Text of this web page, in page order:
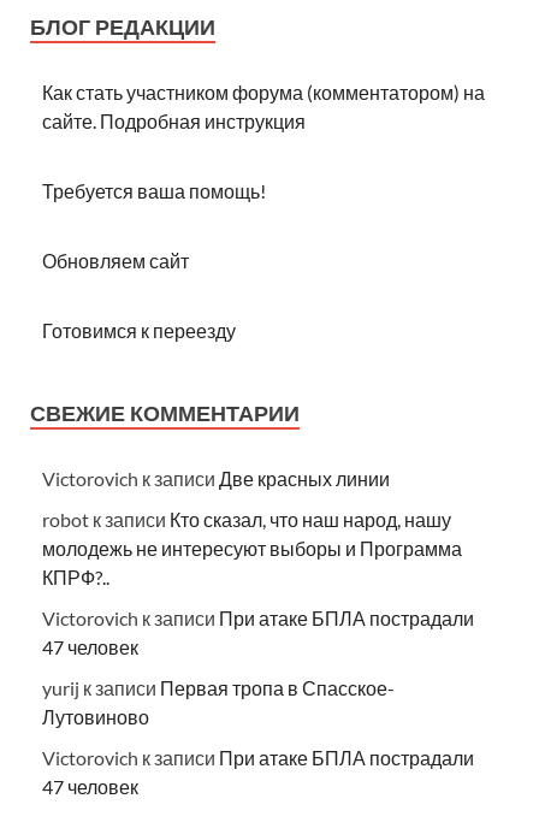
БЛОГ РЕДАКЦИИ
Как стать участником форума (комментатором) на
сайте. Подробная инструкция
Требуется ваша помощь!
Обновляем сайт
Готовимся к переезду
СВЕЖИЕ КОММЕНТАРИИ
Victorovich к записи Две красных линии
robot к записи Кто сказал, что наш народ, нашу
молодежь не интересуют выборы и Программа
КПРФ?..
Victorovich к записи При атаке БПЛА пострадали
47 человек
yurij к записи Первая тропа в Спасское-
Лутовиново
Victorovich к записи При атаке БПЛА пострадали
47 человек